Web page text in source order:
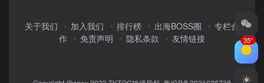
关于我们 加入我们 排行榜 出海BOSS圈
专栏合
作
免责声明 隐私条款 友情链接 35°